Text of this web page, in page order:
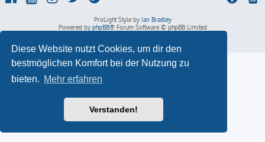
Diese Website nutzt Cookies, um dir den
bestmöglichen Komfort bei der Nutzung zu
bieten. Mehr erfahren
Verstanden!
ProLight Style by Ian Bradley
Powered by phpBB® Forum Software © phpBB Limited